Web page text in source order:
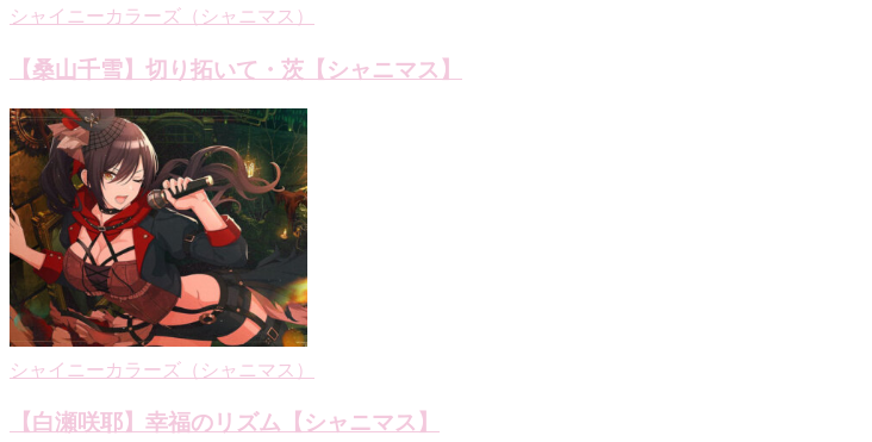
シャイニーカラーズ（シャニマス）
【桑山千雪】切り拓いて・茨【シャニマス】
シャイニーカラーズ（シャニマス）
【白瀬咲耶】幸福のリズム【シャニマス】